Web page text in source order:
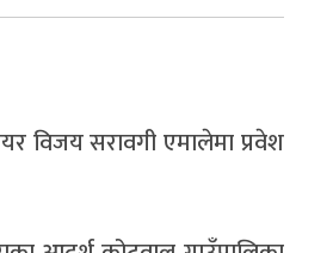
विजय सरावगी एमालेमा प्रवेश